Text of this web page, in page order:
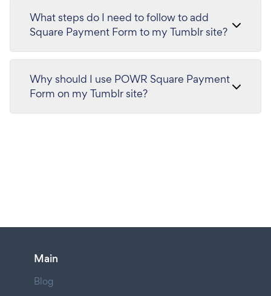
What steps do I need to follow to add
Square Payment Form to my Tumblr site?
Why should I use POWR Square Payment
Form on my Tumblr site?
Main
Blog